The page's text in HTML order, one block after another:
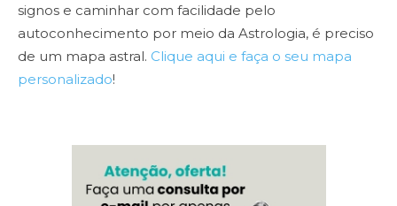
signos e caminhar com facilidade pelo
autoconhecimento por meio da Astrologia, é preciso
de um mapa astral. Clique aqui e faça o seu mapa
personalizado!